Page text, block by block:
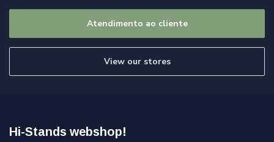
Atendimento ao cliente
View our stores
Hi-Stands webshop!